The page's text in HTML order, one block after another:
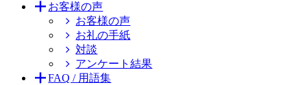
お客様の声
お客様の声
お礼の手紙
対談
アンケート結果
FAQ / 用語集